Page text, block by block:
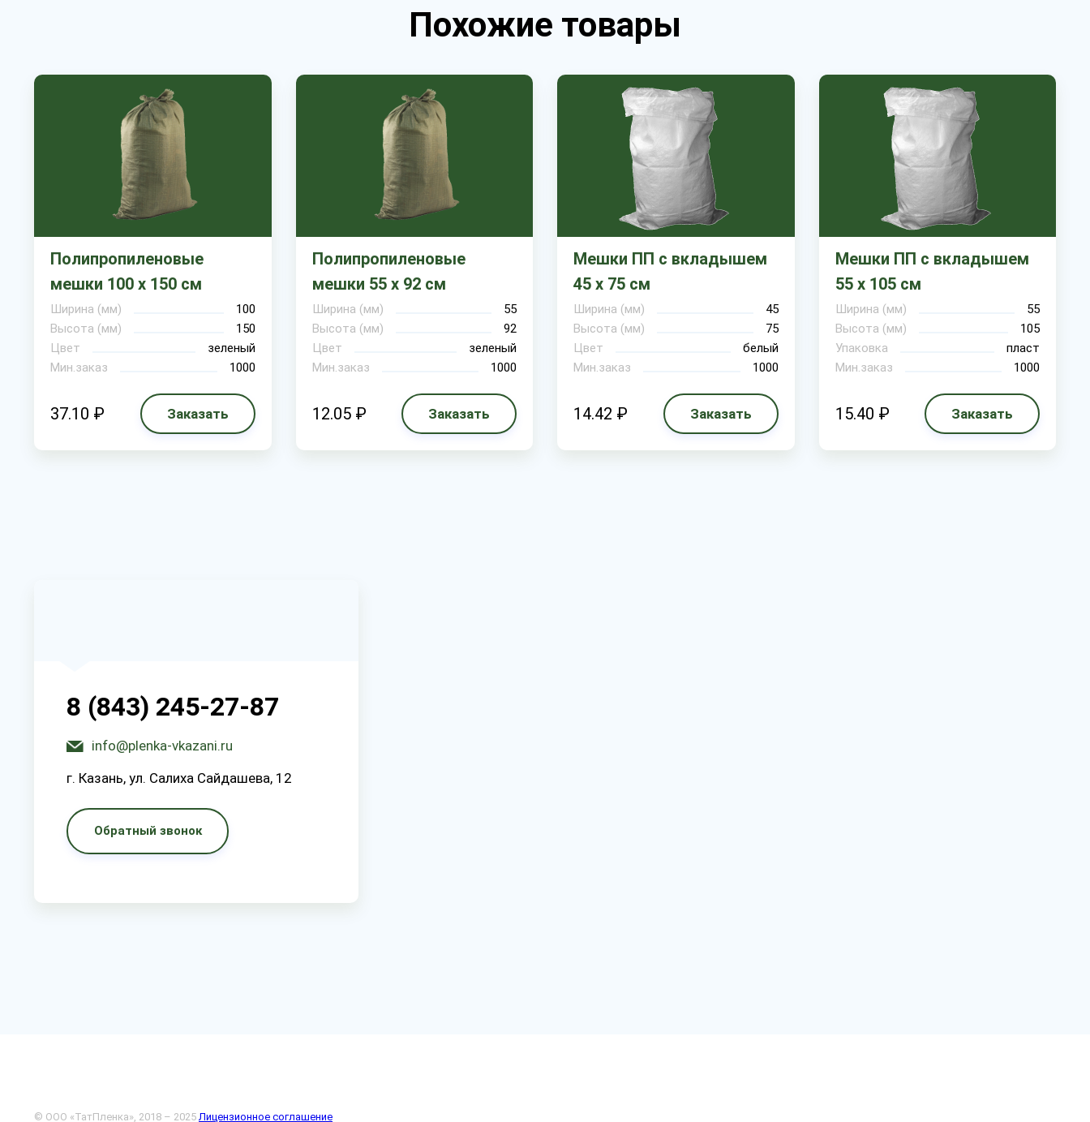
Похожие товары
Полипропиленовые
мешки 100 х 150 см
Ширина (мм)
100
Высота (мм)
150
Цвет
зеленый
Мин.заказ
1000
37.10 ₽ Заказать
Полипропиленовые
мешки 55 х 92 см
Ширина (мм)
55
Высота (мм)
92
Цвет
зеленый
Мин.заказ
1000
12.05 ₽ Заказать
Мешки ПП с вкладышем
45 х 75 см
Ширина (мм)
45
Высота (мм)
75
Цвет
белый
Мин.заказ
1000
14.42 ₽ Заказать
Мешки ПП с вкладышем
55 х 105 см
Ширина (мм)
55
Высота (мм)
105
Упаковка
пласт
Мин.заказ
1000
15.40 ₽ Заказать
8 (843) 245-27-87
info@plenka-vkazani.ru
г. Казань, ул. Салиха Сайдашева, 12
Обратный звонок
© ООО «ТатПленка», 2018 – 2025 Лицензионное соглашение